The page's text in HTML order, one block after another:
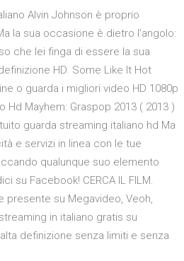
Alvin Johnson è proprio
la sua occasione è dietro l'angolo:
che lei finga di essere la sua
HD. Some Like It Hot
o guarda i migliori video HD 1080p
Mayhem: Graspop 2013 ( 2013 )
guarda streaming italiano hd Ma
e servizi in linea con le tue
qualunque suo elemento
su Facebook! CERCA IL FILM.
presente su Megavideo, Veoh,
in italiano gratis su
definizione senza limiti e senza